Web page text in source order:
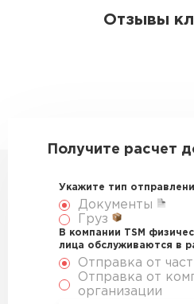
Отзывы
Получите расчет
Укажите тип
Документы
Груз
В компании TSM
лица обслуживаются в
Отправка от
Отправка от
организации